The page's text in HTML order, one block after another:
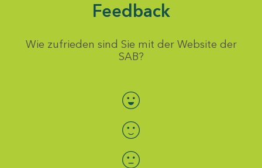
Feedback
Wie zufrieden sind Sie mit der Website der
SAB?
Bewertung auswählen